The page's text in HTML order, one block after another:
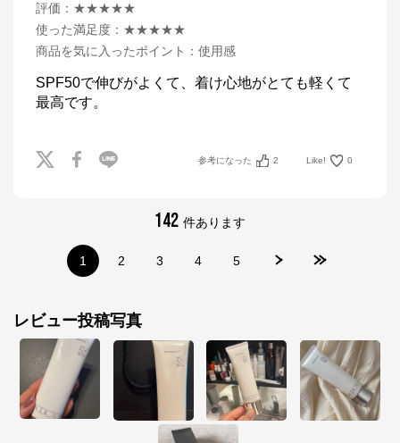
評価 ： ★★★★★
使った満足度 ： ★★★★★
商品を気に入ったポイント ： 使用感
SPF50で伸びがよくて、着け心地がとても軽くて
最高です。
参考になった 2 Like! 0
142 件あります
1 2 3 4 5
レビュー投稿写真